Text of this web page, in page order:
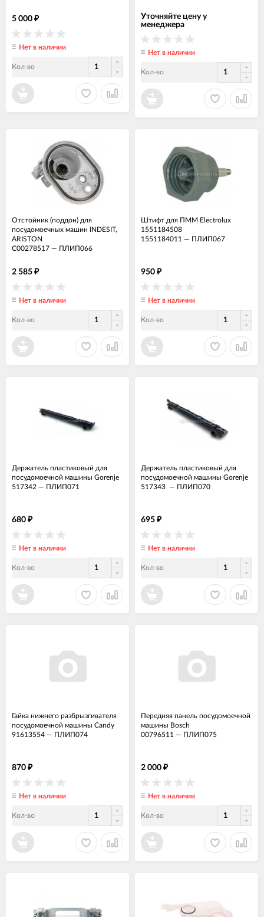
5 000 ₽
Нет в наличии
Кол-во
Уточняйте цену у
менеджера
Нет в наличии
Кол-во
Отстойник (поддон) для
посудомоечных машин INDESIT,
ARISTON
C00278517 — ПЛИП066
2 585 ₽
Нет в наличии
Кол-во
Штифт для ПММ Electrolux
1551184508
1551184011 — ПЛИП067
950 ₽
Нет в наличии
Кол-во
Держатель пластиковый для
посудомоечной машины Gorenje
517342 — ПЛИП071
680 ₽
Нет в наличии
Кол-во
Держатель пластиковый для
посудомоечной машины Gorenje
517343 — ПЛИП070
695 ₽
Нет в наличии
Кол-во
Гайка нижнего разбрызгивателя
посудомоечной машины Candy
91613554 — ПЛИП074
870 ₽
Нет в наличии
Кол-во
Передняя панель посудомоечной
машины Bosch
00796511 — ПЛИП075
2 000 ₽
Нет в наличии
Кол-во